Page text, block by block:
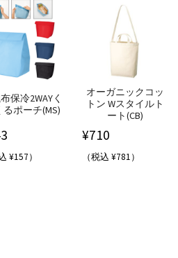
保冷2WAYく
るポーチ(MS)
¥157）
オーガニックコッ
トン Wスタイルト
ート(CB)
¥710
（税込 ¥781）